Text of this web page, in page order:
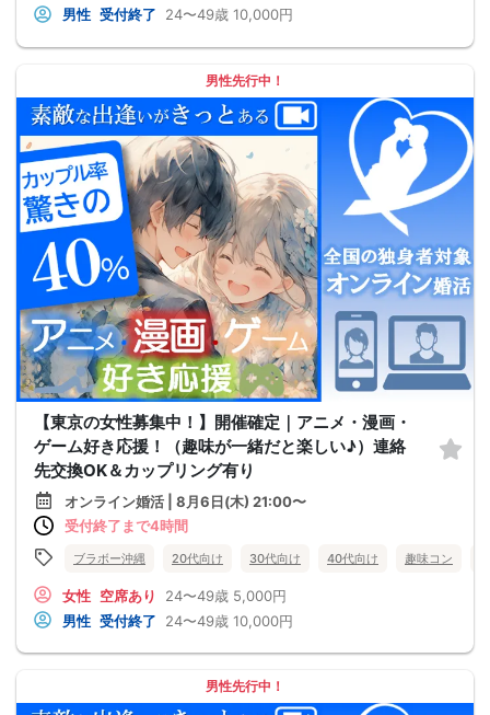
男性 受付終了 24〜49歳 10,000円
男性先行中！
【東京の女性募集中！】開催確定｜アニメ・漫画・
ゲーム好き応援！（趣味が一緒だと楽しい♪）連絡
先交換OK＆カップリング有り
オンライン婚活 | 8月6日(木) 21:00〜
受付終了まで4時間
ブラボー沖縄 20代向け 30代向け 40代向け 趣味コン
女性 空席あり 24〜49歳 5,000円
男性 受付終了 24〜49歳 10,000円
男性先行中！